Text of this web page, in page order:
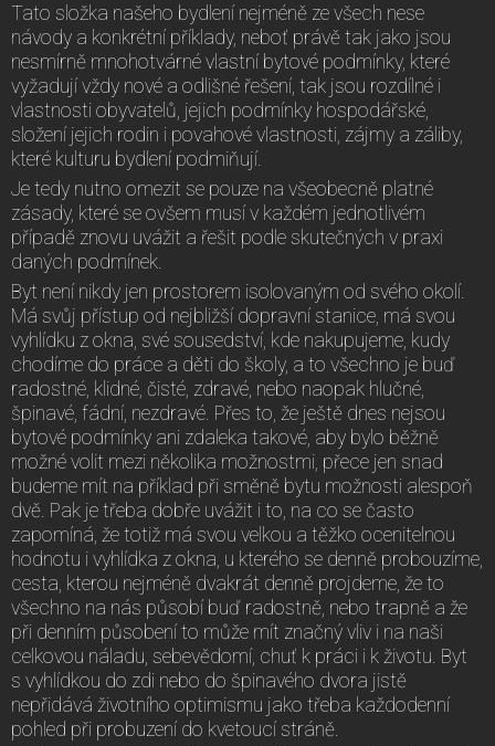
Tato složka našeho bydlení nejméně ze všech nese
návody a konkrétní příklady, neboť právě tak jako jsou
nesmírně mnohotvárné vlastní bytové podmínky, které
vyžadují vždy nové a odlišné řešení, tak jsou rozdílné i
vlastnosti obyvatelů, jejich podmínky hospodářské,
složení jejich rodin i povahové vlastnosti, zájmy a záliby,
které kulturu bydlení podmiňují.
Je tedy nutno omezit se pouze na všeobecně platné
zásady, které se ovšem musí v každém jednotlivém
případě znovu uvážit a řešit podle skutečných v praxi
daných podmínek.
Byt není nikdy jen prostorem isolovaným od svého okolí.
Má svůj přístup od nejbližší dopravní stanice, má svou
vyhlídku z okna, své sousedství, kde nakupujeme, kudy
chodíme do práce a děti do školy, a to všechno je buď
radostné, klidné, čisté, zdravé, nebo naopak hlučné,
špinavé, fádní, nezdravé. Přes to, že ještě dnes nejsou
bytové podmínky ani zdaleka takové, aby bylo běžně
možné volit mezi několika možnostmi, přece jen snad
budeme mít na příklad při směně bytu možnosti alespoň
dvě. Pak je třeba dobře uvážit i to, na co se často
zapomíná, že totiž má svou velkou a těžko ocenitelnou
hodnotu i vyhlídka z okna, u kterého se denně probouzíme,
cesta, kterou nejméně dvakrát denně projdeme, že to
všechno na nás působí buď radostně, nebo trapně a že
při denním působení to může mít značný vliv i na naši
celkovou náladu, sebevědomí, chuť k práci i k životu. Byt
s vyhlídkou do zdi nebo do špinavého dvora jistě
nepřidává životního optimismu jako třeba každodenní
pohled při probuzení do kvetoucí stráně.